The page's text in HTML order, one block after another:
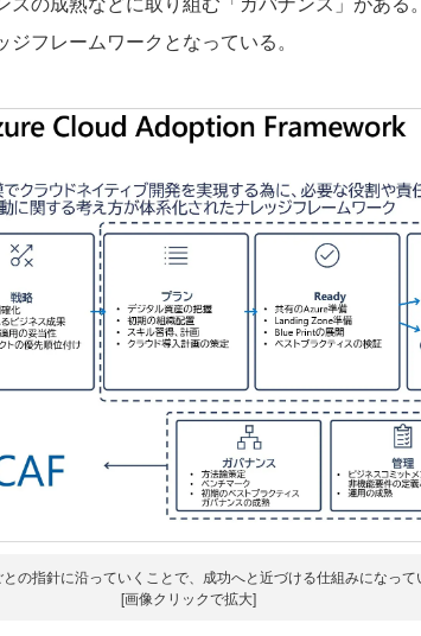
フレームワークとなっている。
との指針に沿っていくことで、成功へと近づける仕組みになって
[画像クリックで拡大]